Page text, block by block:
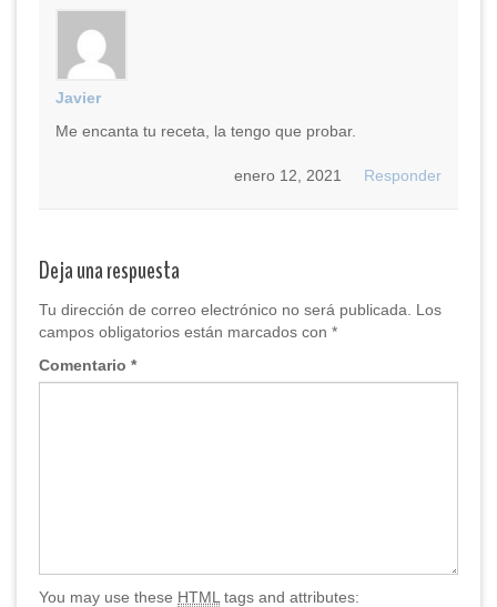
Javier
Me encanta tu receta, la tengo que probar.
Responder
enero 12, 2021
Deja una respuesta
Tu dirección de correo electrónico no será publicada.
Los
campos obligatorios están marcados con *
Comentario *
You may use these HTML tags and attributes: